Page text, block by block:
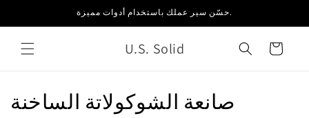
المحتوى
حسّن سير عملك باستخدام أدوات مميزة.
U.S. Solid العربة
م
صانعة الشوكولاتة الساخنة